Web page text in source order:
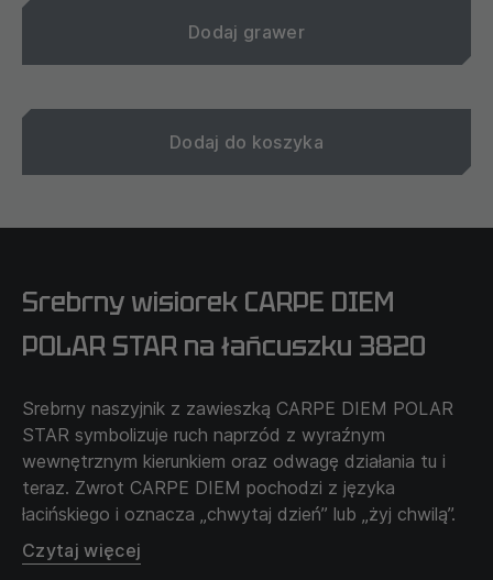
Dodaj grawer
Dodaj do koszyka
Srebrny wisiorek CARPE DIEM
POLAR STAR na łańcuszku 3820
Srebrny naszyjnik z zawieszką CARPE DIEM POLAR
STAR symbolizuje ruch naprzód z wyraźnym
wewnętrznym kierunkiem oraz odwagę działania tu i
teraz. Zwrot CARPE DIEM pochodzi z języka
łacińskiego i oznacza „chwytaj dzień” lub „żyj chwilą”.
Gwiazda Polarna symbolizuje stały punkt orientacji —
własne zasady i cel, które pozostają niezmienne
Czytaj więcej